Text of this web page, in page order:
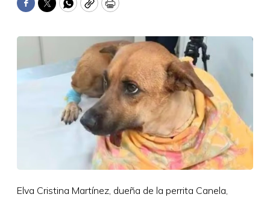
Facebook
TwitterWhatsApp
CopyPrint
Elva Cristina Martínez, dueña de la perrita Canela,